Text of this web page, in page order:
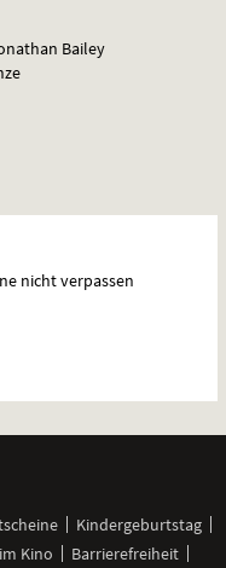
Bailey
nicht verpassen
Kindergeburtstag
Kino Barrierefreiheit